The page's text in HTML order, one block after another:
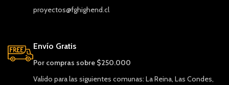
proyectos@fghighend.cl
Envío Gratis
Por compras sobre $250.000
Valido para las siguientes comunas: La Reina, Las Condes,